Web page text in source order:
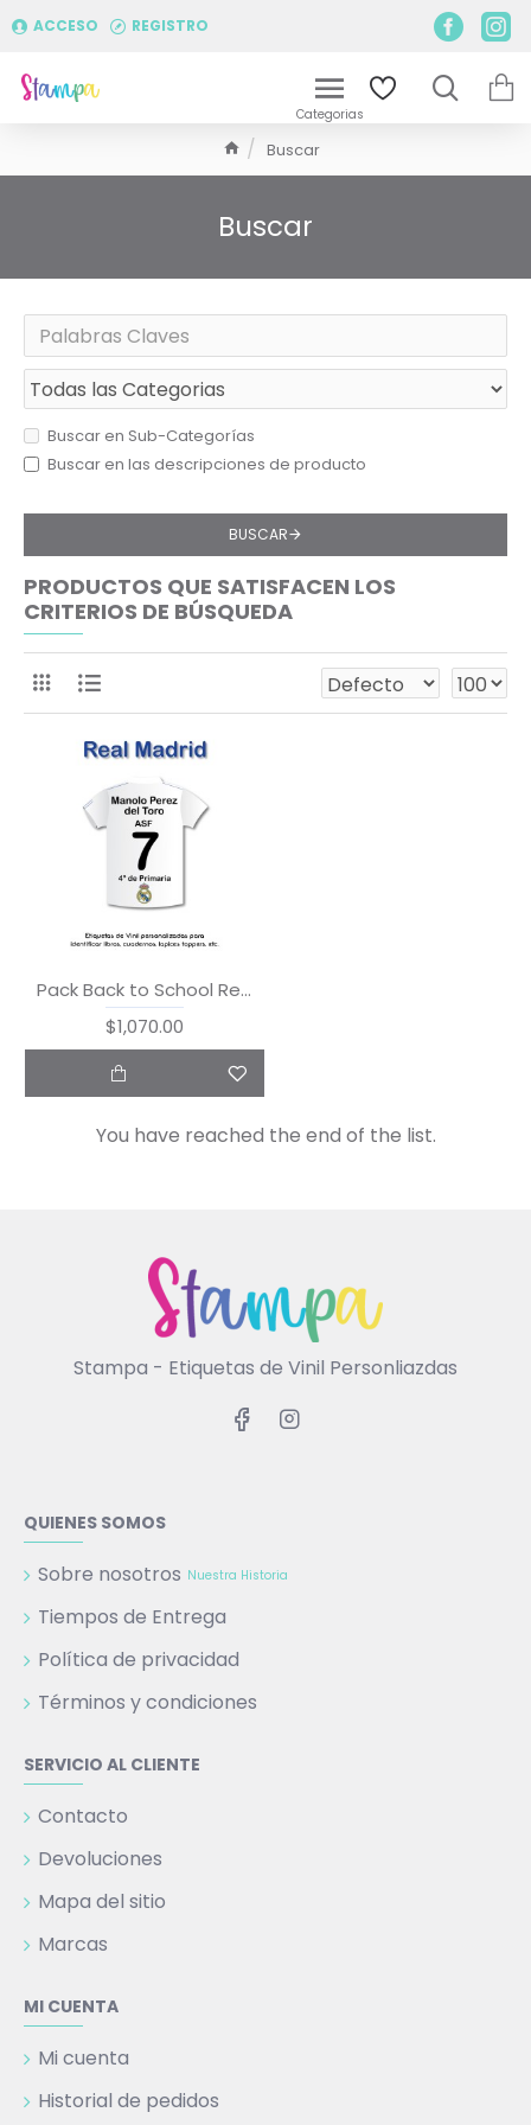
ACCESO REGISTRO
Buscar
Buscar
Buscar en Sub-Categorías
Buscar en las descripciones de producto
BUSCAR
PRODUCTOS QUE SATISFACEN LOS
CRITERIOS DE BÚSQUEDA
Pack Back to School Real Madrid
$1,070.00
You have reached the end of the list.
Stampa - Etiquetas de Vinil Personliazdas
QUIENES SOMOS
Sobre nosotros Nuestra Historia
Tiempos de Entrega
Política de privacidad
Términos y condiciones
SERVICIO AL CLIENTE
Contacto
Devoluciones
Mapa del sitio
Marcas
MI CUENTA
Mi cuenta
Historial de pedidos